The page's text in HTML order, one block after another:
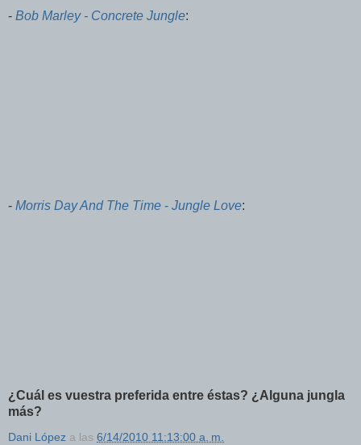
- Bob Marley - Concrete Jungle:
- Morris Day And The Time - Jungle Love:
¿Cuál es vuestra preferida entre éstas? ¿Alguna jungla
más?
Dani López a las 6/14/2010 11:13:00 a. m.